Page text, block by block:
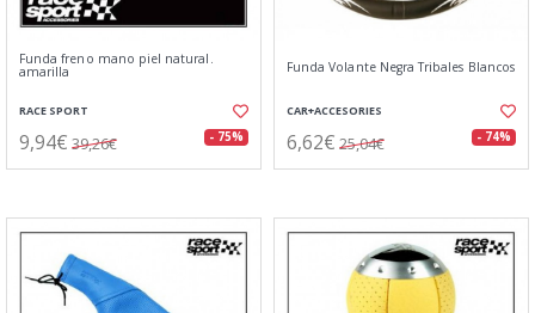
Funda freno mano piel natural.
amarilla
RACE SPORT
9,94€ 39,26€ - 75%
Funda Volante Negra Tribales Blancos
CAR+ACCESORIES
6,62€ 25,04€ - 74%